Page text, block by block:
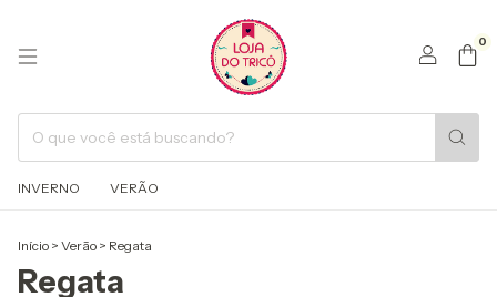
0
INVERNO VERÃO
Início > Verão > Regata
Regata